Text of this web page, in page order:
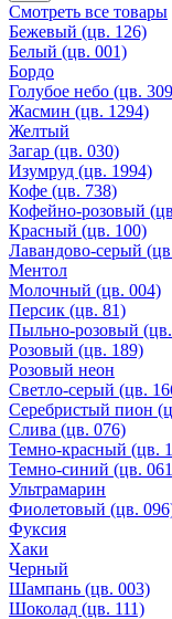
Смотреть все товары
Бежевый (цв. 126)
Белый (цв. 001)
Бордо
Голубое небо (цв.
Жасмин (цв. 1294)
Желтый
Загар (цв. 030)
Изумруд (цв. 1994)
Кофе (цв. 738)
Кофейно-розовый
Красный (цв. 100)
Лавандово-серый
Ментол
Молочный (цв. 004)
Персик (цв. 81)
Пыльно-розовый
Розовый (цв. 189)
Розовый неон
Светло-серый (цв.
Серебристый пион
Слива (цв. 076)
Темно-красный (цв.
Темно-синий (цв.
Ультрамарин
Фиолетовый (цв.
Фуксия
Хаки
Черный
Шампань (цв. 003)
Шоколад (цв. 111)